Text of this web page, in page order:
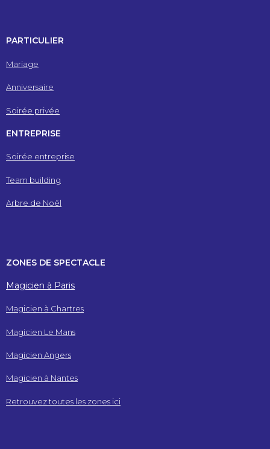
PARTICULIER
Mariage
Anniversaire
Soirée privée
ENTREPRISE
Soirée entreprise
Team building
Arbre de Noël
ZONES DE SPECTACLE
Magicien à Paris
Magicien à Chartres
Magicien Le Mans
Magicien Angers
Magicien à Nantes
Retrouvez toutes les zones ici